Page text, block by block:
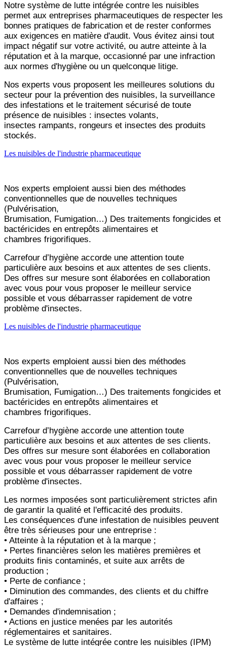
Notre système de lutte intégrée contre les nuisibles
permet aux entreprises pharmaceutiques de respecter les
bonnes pratiques de fabrication et de rester conformes
aux exigences en matière d'audit. Vous évitez ainsi tout
impact négatif sur votre activité, ou autre atteinte à la
réputation et à la marque, occasionné par une infraction
aux normes d'hygiène ou un quelconque litige.
Nos experts vous proposent les meilleures solutions du
secteur pour la prévention des nuisibles, la surveillance
des infestations et le traitement sécurisé de toute
présence de nuisibles : insectes volants,
insectes rampants, rongeurs et insectes des produits
stockés.
Les nuisibles de l'industrie pharmaceutique
Nos experts emploient aussi bien des méthodes
conventionnelles que de nouvelles techniques
(Pulvérisation,
Brumisation, Fumigation…) Des traitements fongicides et
bactéricides en entrepôts alimentaires et
chambres frigorifiques.
Carrefour d’hygiène accorde une attention toute
particulière aux besoins et aux attentes de ses clients.
Des offres sur mesure sont élaborées en collaboration
avec vous pour vous proposer le meilleur service
possible et vous débarrasser rapidement de votre
problème d'insectes.
Les nuisibles de l'industrie pharmaceutique
Nos experts emploient aussi bien des méthodes
conventionnelles que de nouvelles techniques
(Pulvérisation,
Brumisation, Fumigation…) Des traitements fongicides et
bactéricides en entrepôts alimentaires et
chambres frigorifiques.
Carrefour d’hygiène accorde une attention toute
particulière aux besoins et aux attentes de ses clients.
Des offres sur mesure sont élaborées en collaboration
avec vous pour vous proposer le meilleur service
possible et vous débarrasser rapidement de votre
problème d'insectes.
Les normes imposées sont particulièrement strictes afin
de garantir la qualité et l'efficacité des produits.
Les conséquences d'une infestation de nuisibles peuvent
être très sérieuses pour une entreprise :
• Atteinte à la réputation et à la marque ;
• Pertes financières selon les matières premières et
produits finis contaminés, et suite aux arrêts de
production ;
• Perte de confiance ;
• Diminution des commandes, des clients et du chiffre
d'affaires ;
• Demandes d'indemnisation ;
• Actions en justice menées par les autorités
réglementaires et sanitaires.
Le système de lutte intégrée contre les nuisibles (IPM)